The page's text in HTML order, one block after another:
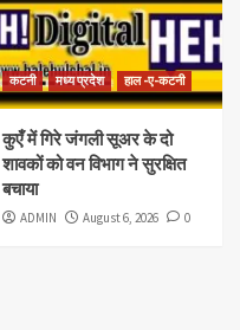
कटनी मध्य प्रदेश हाल -ए-कटनी
कुएँ में गिरे जंगली सूअर के दो
शावकों को वन विभाग ने सुरक्षित
बचाया
ADMIN August 6, 2026 0